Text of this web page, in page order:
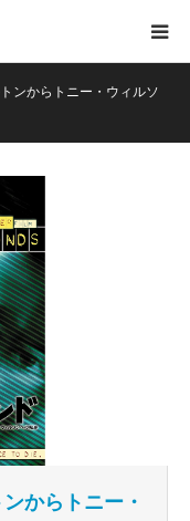
ンからトニー・ウィルソ
からトニー・